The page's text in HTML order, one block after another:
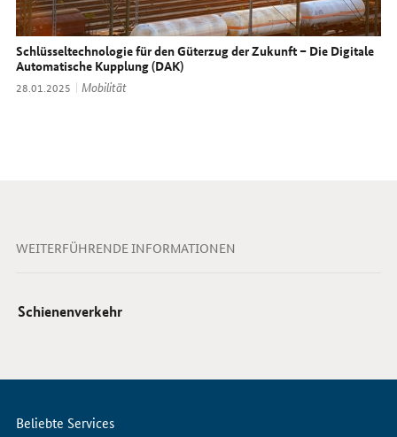
Schlüsseltechnologie für den Güterzug der Zukunft – Die Digitale
Automatische Kupplung (DAK)
Datum:
28.01.2025 Thema:
Mobilität
WEITERFÜHRENDE INFORMATIONEN
Schienenverkehr
Servicemenü
Beliebte Services